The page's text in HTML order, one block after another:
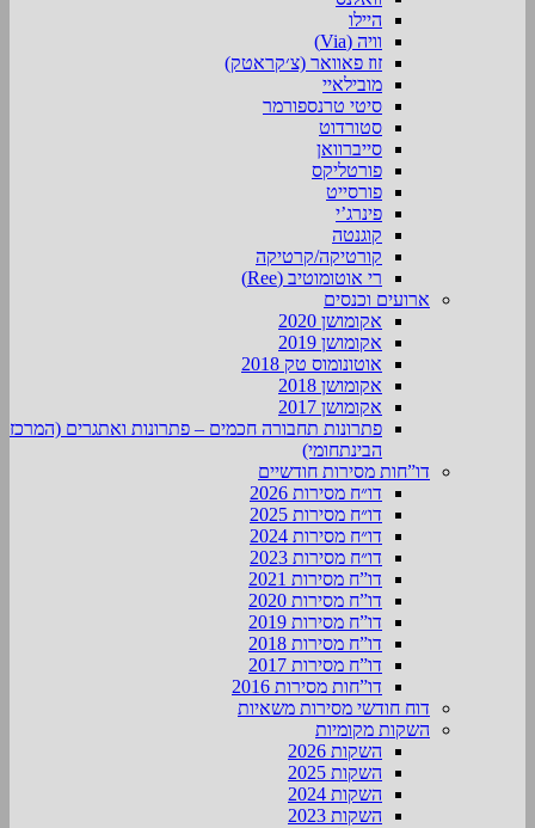
היילו
וויה (Via)
זוז פאוואר (צ׳קראטק)
מובילאיי
סיטי טרנספורמר
סטורדוט
סייברוואן
פורטליקס
פורסייט
פינרג’י
קוגנטה
קורטיקה/קרטיקה
רי אוטומוטיב (Ree)
ארועים וכנסים
אקומושן 2020
אקומושן 2019
אוטונומוס טק 2018
אקומושן 2018
אקומושן 2017
פתרונות תחבורה חכמים – פתרונות ואתגרים (המרכז
הבינתחומי)
דו”חות מסירות חודשיים
דו״ח מסירות 2026
דו״ח מסירות 2025
דו״ח מסירות 2024
דו״ח מסירות 2023
דו”ח מסירות 2021
דו”ח מסירות 2020
דו”ח מסירות 2019
דו”ח מסירות 2018
דו”ח מסירות 2017
דו”חות מסירות 2016
דוח חודשי מסירות משאיות
השקות מקומיות
השקות 2026
השקות 2025
השקות 2024
השקות 2023